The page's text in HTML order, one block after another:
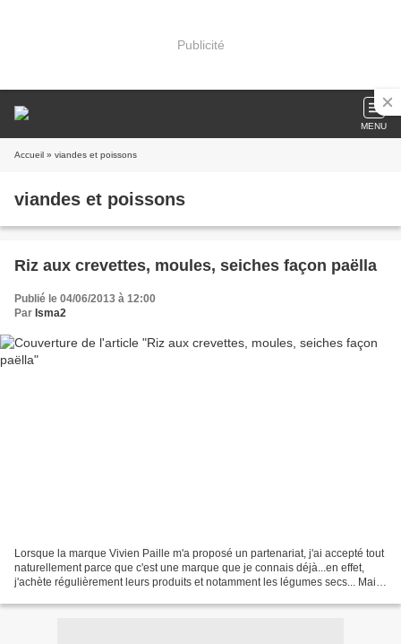
Publicité
MENU
Accueil » viandes et poissons
viandes et poissons
Riz aux crevettes, moules, seiches façon paëlla
Publié le 04/06/2013 à 12:00
Par Isma2
Lorsque la marque Vivien Paille m'a proposé un partenariat, j'ai accepté tout
naturellement parce que c'est une marque que je connais déjà...en effet,
j'achète régulièrement leurs produits et notamment les légumes secs... Mais